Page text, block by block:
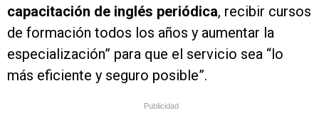
capacitación de inglés periódica, recibir cursos
de formación todos los años y aumentar la
especialización” para que el servicio sea “lo
más eficiente y seguro posible”.
Publicidad